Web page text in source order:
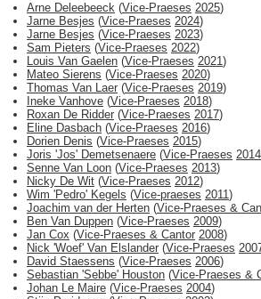
Arne Deleebeeck (Vice-Praeses 2025)
Jarne Besjes (Vice-Praeses 2024)
Jarne Besjes (Vice-Praeses 2023)
Sam Pieters (Vice-Praeses 2022)
Louis Van Gaelen (Vice-Praeses 2021)
Mateo Sierens (Vice-Praeses 2020)
Thomas Van Laer (Vice-Praeses 2019)
Ineke Vanhove (Vice-Praeses 2018)
Roxan De Ridder (Vice-Praeses 2017)
Eline Dasbach (Vice-Praeses 2016)
Dorien Denis (Vice-Praeses 2015)
Joris 'Jos' Demetsenaere (Vice-Praeses 2014
Senne Van Loon (Vice-Praeses 2013)
Nicky De Wit (Vice-Praeses 2012)
Wim 'Pedro' Kegels (Vice-praeses 2011)
Joachim van der Herten (Vice-Praeses &
Ben Van Duppen (Vice-Praeses 2009)
Jan Cox (Vice-Praeses & Cantor 2008)
Nick 'Woef' Van Elslander (Vice-Praeses
David Staessens (Vice-Praeses 2006)
Sebastian 'Sebbe' Houston (Vice-Praeses &
Johan Le Maire (Vice-Praeses 2004)